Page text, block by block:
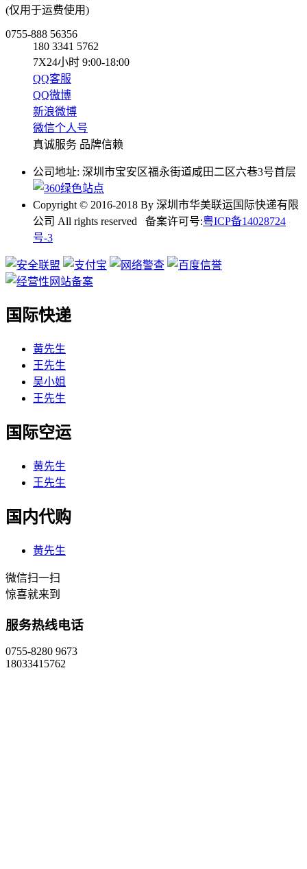
(仅用于运费使用)
0755-888 56356
180 3341 5762
7X24小时 9:00-18:00
QQ客服
QQ微博
新浪微博
微信个人号
真诚服务 品牌信赖
公司地址: 深圳市宝安区福永街道咸田二区六巷3号首层
Copyright © 2016-2018 By 深圳市华美联运国际快递有限
公司 All rights reserved 备案许可号:粤ICP备14028724
号-3
国际快递
黄先生
王先生
吴小姐
王先生
国际空运
黄先生
王先生
国内代购
黄先生
微信扫一扫
惊喜就来到
服务热线电话
0755-8280 9673
18033415762